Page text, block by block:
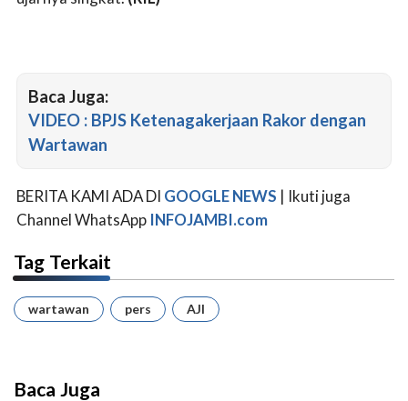
Baca Juga:
VIDEO : BPJS Ketenagakerjaan Rakor dengan
Wartawan
BERITA KAMI ADA DI GOOGLE NEWS | Ikuti juga
Channel WhatsApp INFOJAMBI.com
Tag Terkait
wartawan pers AJI
Baca Juga